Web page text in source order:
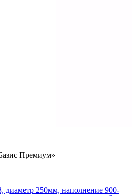
Премиум»
диаметр 250мм, наполнение 900-